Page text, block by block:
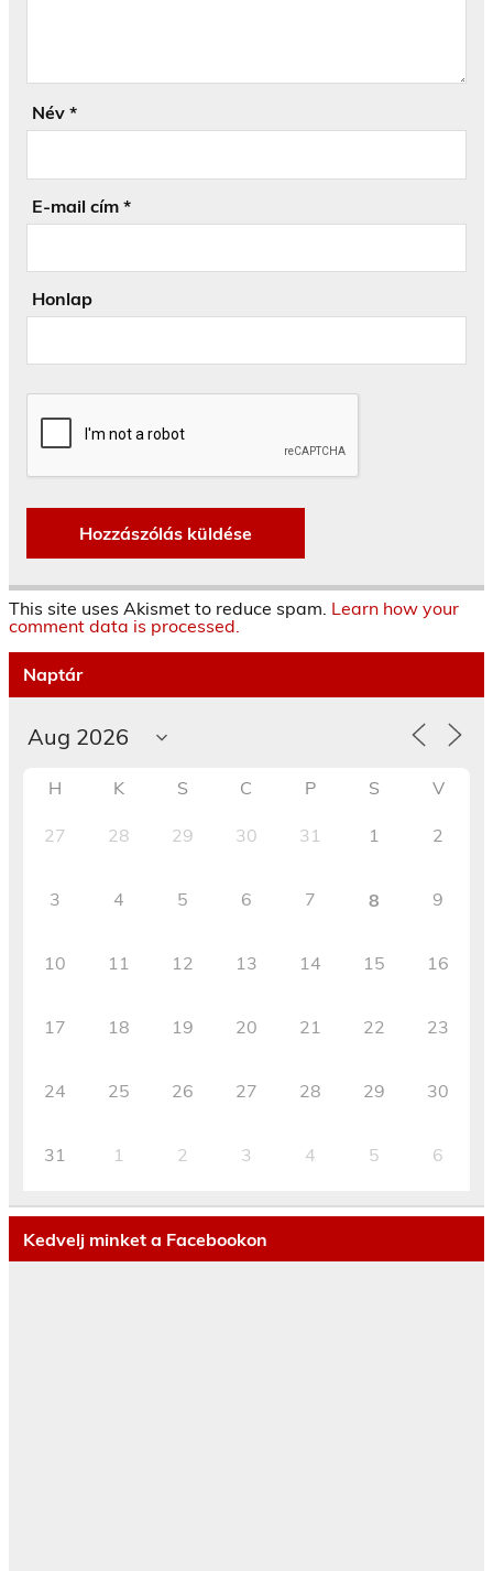
Név *
E-mail cím *
Honlap
This site uses Akismet to reduce spam. Learn how your
comment data is processed.
Naptár
H K S C P S V
27 28 29 30 31 1 2
3 4 5 6 7 8 9
10 11 12 13 14 15 16
17 18 19 20 21 22 23
24 25 26 27 28 29 30
31 1 2 3 4 5 6
Kedvelj minket a Facebookon